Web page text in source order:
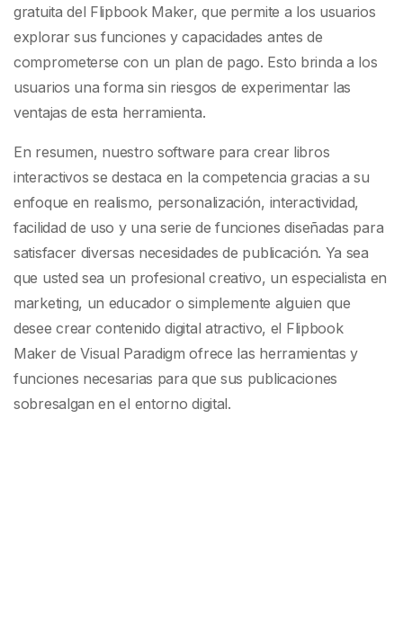
gratuita del Flipbook Maker, que permite a los usuarios
explorar sus funciones y capacidades antes de
comprometerse con un plan de pago. Esto brinda a los
usuarios una forma sin riesgos de experimentar las
ventajas de esta herramienta.
En resumen, nuestro software para crear libros
interactivos se destaca en la competencia gracias a su
enfoque en realismo, personalización, interactividad,
facilidad de uso y una serie de funciones diseñadas para
satisfacer diversas necesidades de publicación. Ya sea
que usted sea un profesional creativo, un especialista en
marketing, un educador o simplemente alguien que
desee crear contenido digital atractivo, el Flipbook
Maker de Visual Paradigm ofrece las herramientas y
funciones necesarias para que sus publicaciones
sobresalgan en el entorno digital.